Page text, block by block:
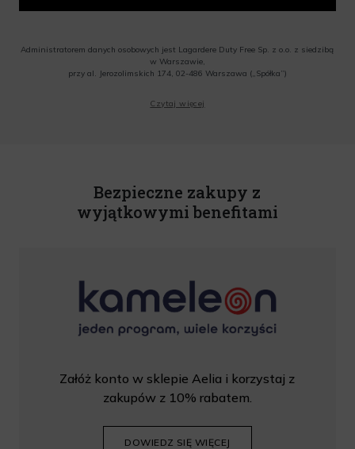
Administratorem danych osobowych jest Lagardere Duty Free Sp. z o.o. z siedzibą
w Warszawie,
przy al. Jerozolimskich 174, 02-486 Warszawa („Spółka”)
o.o. informacji handlowych, w tym newslettera, informacji o promocjach i
Czytaj więcej
Bezpieczne zakupy z
wyjątkowymi benefitami
Załóż konto w sklepie Aelia i korzystaj z
zakupów z 10% rabatem.
DOWIEDZ SIĘ WIĘCEJ